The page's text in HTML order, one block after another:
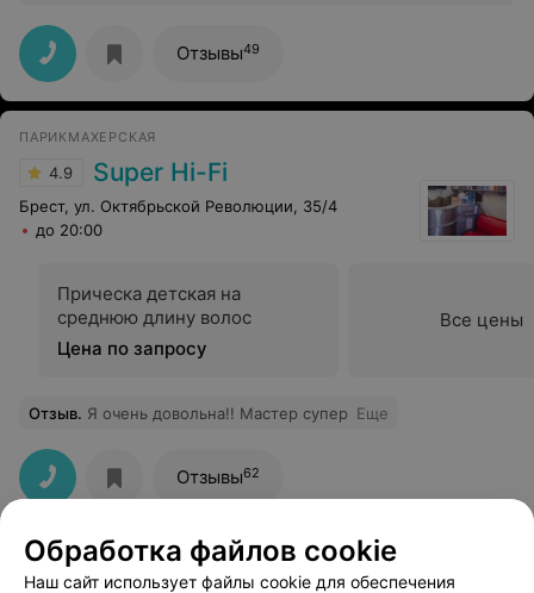
Благодарных Вам клиентов !!!
Отзывы49
ПАРИКМАХЕРСКАЯ
4.9 Super Hi-Fi
Брест, ул. Октябрьской Революции, 35/4
до 20:00
Прическа детская на
среднюю длину волос
Цена по запросу
Все цены
Отзыв. Я очень довольна!! Мастер супер Еще
Отзывы62
Обработка файлов cookie
Наш сайт использует файлы cookie для обеспечения